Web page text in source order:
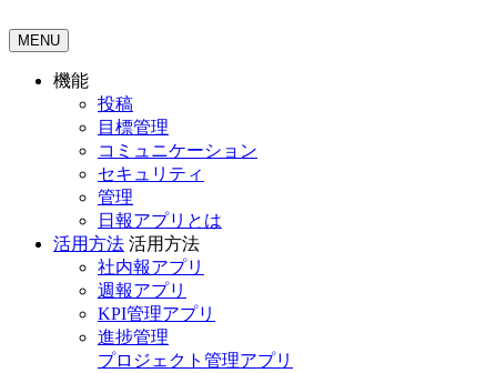
MENU
機能
投稿
目標管理
コミュニケーション
セキュリティ
管理
日報アプリとは
活用方法 活用方法
社内報アプリ
週報アプリ
KPI管理アプリ
進捗管理
プロジェクト管理アプリ